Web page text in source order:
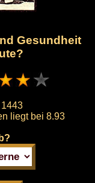
Gesundheit
1443
liegt bei 8.93